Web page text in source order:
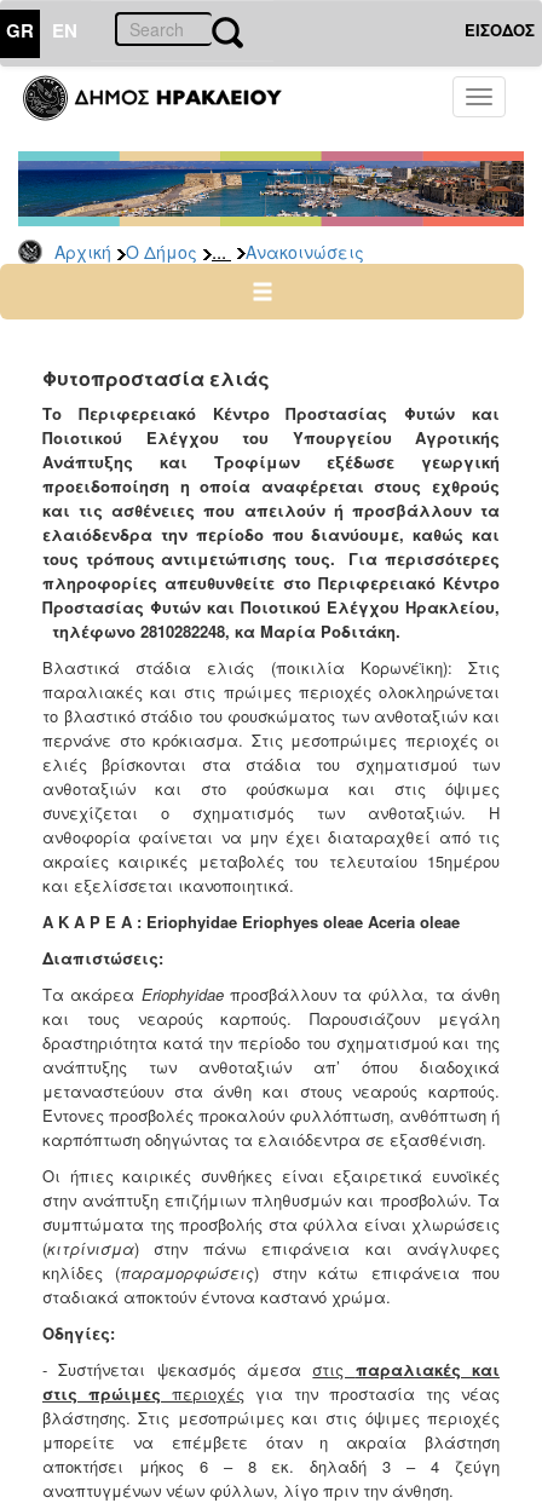
GR EN ΕΙΣΟΔΟΣ
Toggle
Αρχική Ο Δήμος ... Ανακοινώσεις
ΔΗΜΟΣ
Υπηρεσίες
&
Φορείς
Δημοτικές
Υπηρεσίες
Ηλεκτρονική
Σχολικές
Επιτροπές
Αγροτική
Ανάπτυξη
Ανακοινώσεις
Προγράμματα
Προσχολική
Αγωγή
Κοιμητήρια
Κέντρο
Οικογένειας
ΤΟΠΟΣ
ΠΟΛΙΤΙΣΜΟΣ
ΑΝΘΕΚΤΙΚΗ
ΠΟΛΗ
Φυτοπροστασία ελιάς
Το Περιφερειακό Κέντρο Προστασίας Φυτών και
Ποιοτικού Ελέγχου του Υπουργείου Αγροτικής
Ανάπτυξης και Τροφίμων εξέδωσε γεωργική
προειδοποίηση η οποία αναφέρεται στους εχθρούς
και τις ασθένειες που απειλούν ή προσβάλλουν τα
ελαιόδενδρα την περίοδο που διανύουμε, καθώς και
τους τρόπους αντιμετώπισης τους. Για περισσότερες
πληροφορίες απευθυνθείτε στο Περιφερειακό Κέντρο
Προστασίας Φυτών και Ποιοτικού Ελέγχου Ηρακλείου,
τηλέφωνο 2810282248, κα Μαρία Ροδιτάκη.
Βλαστικά στάδια ελιάς (ποικιλία Κορωνέϊκη): Στις
παραλιακές και στις πρώιμες περιοχές ολοκληρώνεται
το βλαστικό στάδιο του φουσκώματος των ανθοταξιών και
περνάνε στο κρόκιασμα. Στις μεσοπρώιμες περιοχές οι
ελιές βρίσκονται στα στάδια του σχηματισμού των
ανθοταξιών και στο φούσκωμα και στις όψιμες
συνεχίζεται ο σχηματισμός των ανθοταξιών. Η
ανθοφορία φαίνεται να μην έχει διαταραχθεί από τις
ακραίες καιρικές μεταβολές του τελευταίου 15ημέρου
και εξελίσσεται ικανοποιητικά.
Α Κ Α Ρ Ε Α : Eriophyidae Eriophyes oleae Aceria oleae
Διαπιστώσεις:
Τα ακάρεα Eriophyidae προσβάλλουν τα φύλλα, τα άνθη
και τους νεαρούς καρπούς. Παρουσιάζουν μεγάλη
δραστηριότητα κατά την περίοδο του σχηματισμού και της
ανάπτυξης των ανθοταξιών απ’ όπου διαδοχικά
μεταναστεύουν στα άνθη και στους νεαρούς καρπούς.
Έντονες προσβολές προκαλούν φυλλόπτωση, ανθόπτωση ή
καρπόπτωση οδηγώντας τα ελαιόδεντρα σε εξασθένιση.
Οι ήπιες καιρικές συνθήκες είναι εξαιρετικά ευνοϊκές
στην ανάπτυξη επιζήμιων πληθυσμών και προσβολών. Τα
συμπτώματα της προσβολής στα φύλλα είναι χλωρώσεις
(κιτρίνισμα) στην πάνω επιφάνεια και ανάγλυφες
κηλίδες (παραμορφώσεις) στην κάτω επιφάνεια που
σταδιακά αποκτούν έντονα καστανό χρώμα.
Οδηγίες:
- Συστήνεται ψεκασμός άμεσα στις παραλιακέςκαι
στις πρώιμες περιοχές για την προστασία της νέας
βλάστησης. Στις μεσοπρώιμες και στις όψιμες περιοχές
μπορείτε να επέμβετε όταν η ακραία βλάστηση
αποκτήσει μήκος 6 – 8 εκ. δηλαδή 3 – 4 ζεύγη
αναπτυγμένων νέων φύλλων, λίγο πριν την άνθηση.